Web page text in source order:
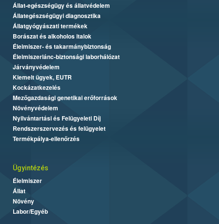
Állat-egészségügy és állatvédelem
Állategészségügyi diagnosztika
Állatgyógyászati termékek
Borászat és alkoholos italok
Élelmiszer- és takarmánybiztonság
Élelmiszerlánc-biztonsági laborhálózat
Járványvédelem
Kiemelt ügyek, EUTR
Kockázatkezelés
Mezőgazdasági genetikai erőforrások
Növényvédelem
Nyilvántartási és Felügyeleti Díj
Rendszerszervezés és felügyelet
Termékpálya-ellenőrzés
Ügyintézés
Élelmiszer
Állat
Növény
Labor/Egyéb